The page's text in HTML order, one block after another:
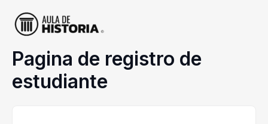
contenido
Pagina de registro de
estudiante